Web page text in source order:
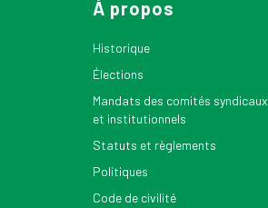
À propos
Historique
Élections
Mandats des comités syndicaux
et institutionnels
Statuts et règlements
Politiques
Code de civilité